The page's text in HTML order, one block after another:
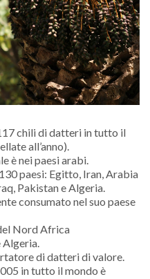
chili di datteri in tutto il
all’anno).
è nei paesi arabi.
paesi: Egitto, Iran, Arabia
Pakistan e Algeria.
consumato nel suo paese
Nord Africa
Algeria.
di datteri di valore.
in tutto il mondo è